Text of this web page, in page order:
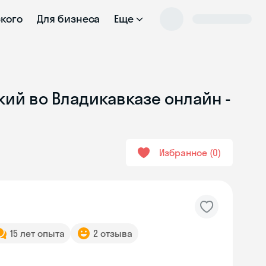
Для бизнеса Еще
во Владикавказе онлайн -
Избранное 0
15 лет опыта 2 отзыва